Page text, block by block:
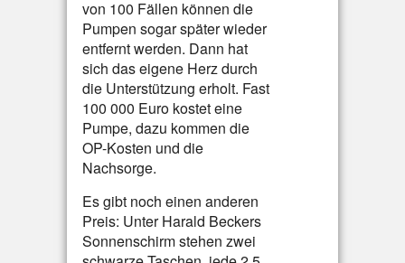
von 100 Fällen können die
Pumpen sogar später wieder
entfernt werden. Dann hat
sich das eigene Herz durch
die Unterstützung erholt. Fast
100 000 Euro kostet eine
Pumpe, dazu kommen die
OP-Kosten und die
Nachsorge.
Es gibt noch einen anderen
Preis: Unter Harald Beckers
Sonnenschirm stehen zwei